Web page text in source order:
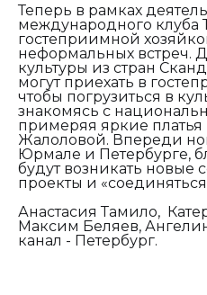
Теперь в рамках
международного клуба
гостеприимной
неформальных встреч.
культуры из стран
могут приехать в
чтобы погрузиться в
знакомясь с
примеряя яркие
Жалоловой. Впереди
Юрмале и Петербурге,
будут возникать новые
проекты и
Анастасия Тамило,
Максим Беляев,
канал - Петербург.